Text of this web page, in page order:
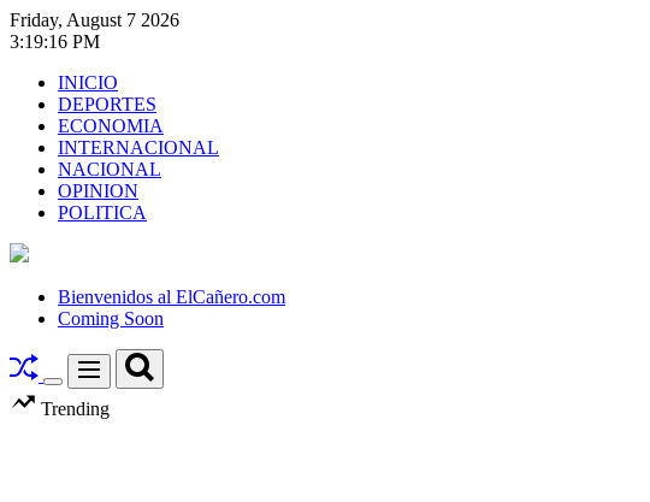
Skip
to
Friday, August 7 2026
3:19:18 PM
INICIO
DEPORTES
ECONOMIA
INTERNACIONAL
NACIONAL
OPINION
POLITICA
El
Bienvenidos al ElCañero.com
Coming Soon
Switch
color
Menu Search
Trending